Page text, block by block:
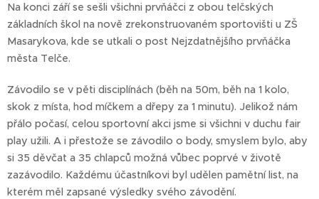
Na konci září se sešli všichni prvňáčci z obou telčských
základních škol na nově zrekonstruovaném sportovišti u ZŠ
Masarykova, kde se utkali o post Nejzdatnějšího prvňáčka
města Telče.
Závodilo se v pěti disciplínách (běh na 50m, běh na 1 kolo,
skok z místa, hod míčkem a dřepy za 1 minutu). Jelikož nám
přálo počasí, celou sportovní akci jsme si všichni v duchu fair
play užili. A i přestože se závodilo o body, smyslem bylo, aby
si 35 děvčat a 35 chlapců možná vůbec poprvé v životě
zazávodilo. Každému účastníkovi byl udělen pamětní list, na
kterém měl zapsané výsledky svého závodění.